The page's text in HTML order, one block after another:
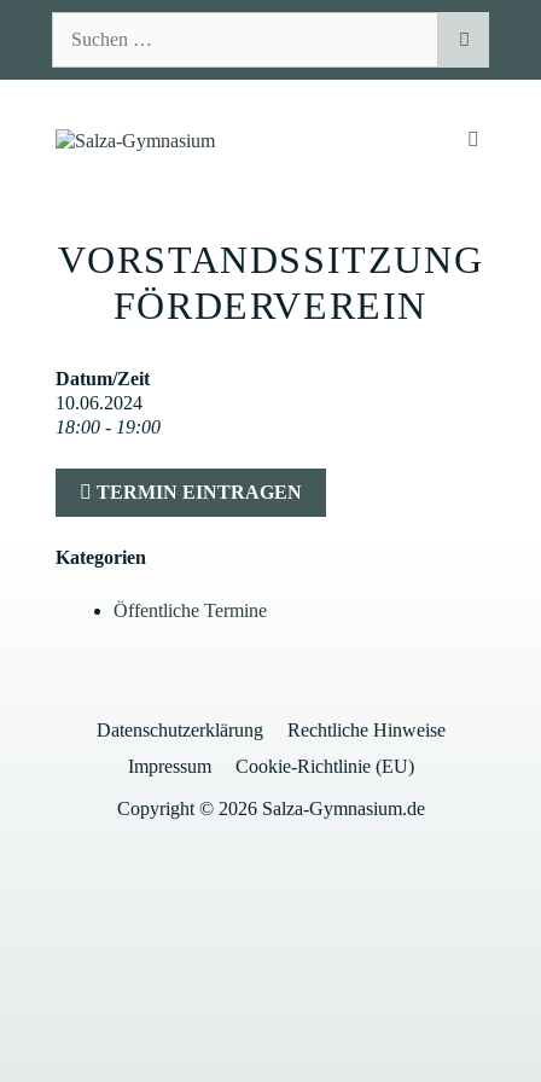
nach:
VORSTANDSSITZUNG
FÖRDERVEREIN
Datum/Zeit
10.06.2024
18:00 - 19:00
TERMIN EINTRAGEN
Kategorien
Öffentliche Termine
Datenschutzerklärung
Rechtliche Hinweise
Impressum
Cookie-Richtlinie (EU)
Copyright © 2026 Salza-Gymnasium.de